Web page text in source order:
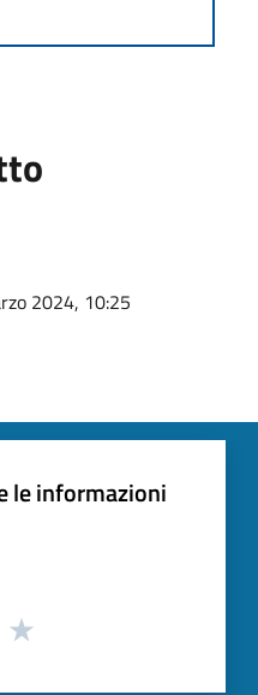
2024, 10:25
le informazioni